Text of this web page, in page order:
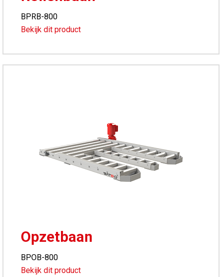
BPRB-800
Bekijk dit product
Opzetbaan
BPOB-800
Bekijk dit product